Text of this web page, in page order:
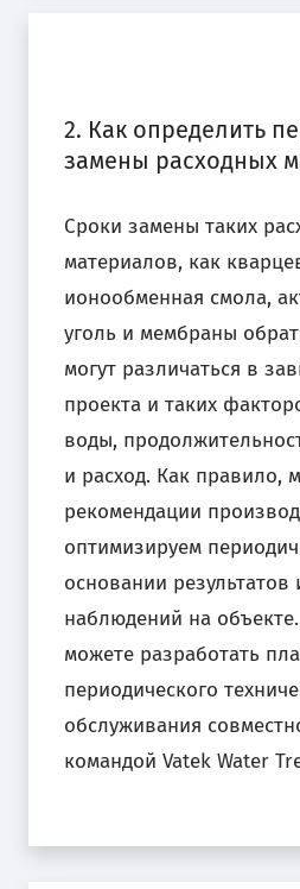
2. Как определить
замены расходных
Сроки замены таких
материалов, как
ионообменная смола,
уголь и мембраны
могут различаться в
проекта и таких
воды,
и расход. Как правило,
рекомендации
оптимизируем
основании
наблюдений на
можете разработать
периодического
обслуживания
командой Vatek Water